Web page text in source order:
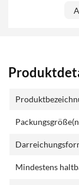
Mindestens